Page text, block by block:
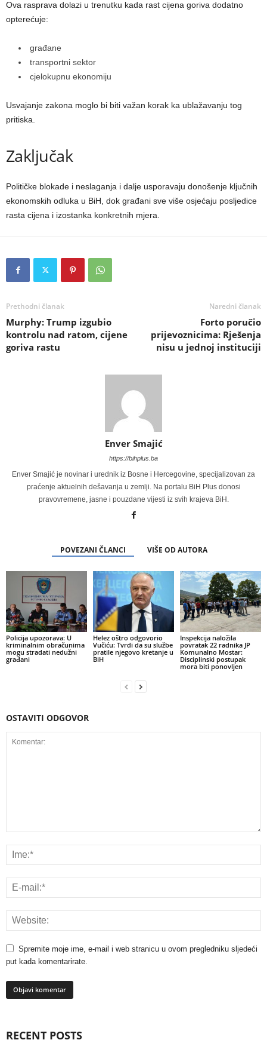
Ova rasprava dolazi u trenutku kada rast cijena goriva dodatno
opterećuje:
građane
transportni sektor
cjelokupnu ekonomiju
Usvajanje zakona moglo bi biti važan korak ka ublažavanju tog
pritiska.
Zaključak
Političke blokade i neslaganja i dalje usporavaju donošenje ključnih
ekonomskih odluka u BiH, dok građani sve više osjećaju posljedice
rasta cijena i izostanka konkretnih mjera.
Prethodni članak
Murphy: Trump izgubio
kontrolu nad ratom, cijene
goriva rastu
Naredni članak
Forto poručio
prijevoznicima: Rješenja
nisu u jednoj instituciji
Enver Smajić
https://bihplus.ba
Enver Smajić je novinar i urednik iz Bosne i Hercegovine, specijalizovan za
praćenje aktuelnih dešavanja u zemlji. Na portalu BiH Plus donosi
pravovremene, jasne i pouzdane vijesti iz svih krajeva BiH.
POVEZANI ČLANCI VIŠE OD AUTORA
Policija upozorava: U
kriminalnim obračunima
mogu stradati nedužni
građani
Helez oštro odgovorio
Vučiću: Tvrdi da su službe
pratile njegovo kretanje u
BiH
Inspekcija naložila
povratak 22 radnika JP
Komunalno Mostar:
Disciplinski postupak
mora biti ponovljen
OSTAVITI ODGOVOR
Spremite moje ime, e-mail i web stranicu u ovom pregledniku sljedeći
put kada komentarirate.
RECENT POSTS